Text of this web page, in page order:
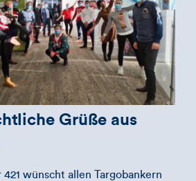
Grüße aus
421 wünscht allen Targobankern